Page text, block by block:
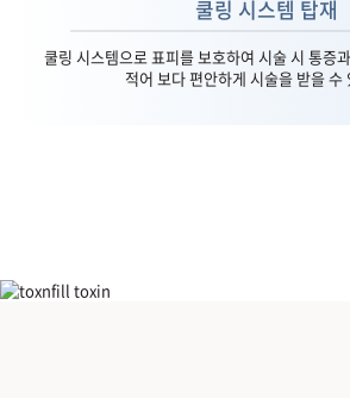
쿨링 시스템 탑재
쿨링 시스템으로 표피를 보호하여 시술 시 통증
적어 보다 편안하게 시술을 받을 수